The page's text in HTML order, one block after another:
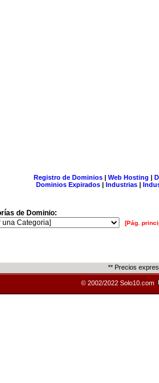
Registro de Dominios| Web Hosting |
Dominios Expirados | Industrias |
de Dominio:
[Pág.
** Precios
© 2002/2022 Solo10.com